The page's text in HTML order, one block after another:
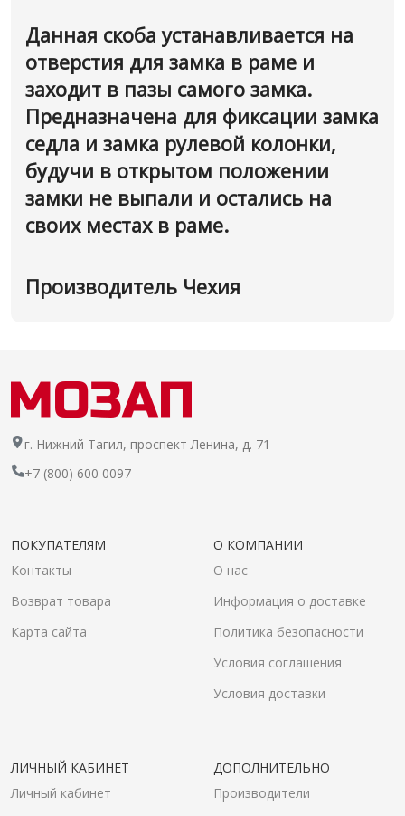
Данная скоба устанавливается на
отверстия для замка в раме и
заходит в пазы самого замка.
Предназначена для фиксации замка
седла и замка рулевой колонки,
будучи в открытом положении
замки не выпали и остались на
своих местах в раме.
Производитель Чехия
г. Нижний Тагил, проспект Ленина, д. 71
+7 (800) 600 0097
ПОКУПАТЕЛЯМ
Контакты
Возврат товара
Карта сайта
О КОМПАНИИ
О нас
Информация о доставке
Политика безопасности
Условия соглашения
Условия доставки
ЛИЧНЫЙ КАБИНЕТ
Личный кабинет
ДОПОЛНИТЕЛЬНО
Производители